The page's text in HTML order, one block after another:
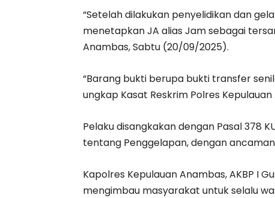
“Setelah dilakukan penyelidikan dan
menetapkan JA alias Jam sebagai
Anambas, Sabtu (20/09/2025).
“Barang bukti berupa bukti transfer
ungkap Kasat Reskrim Polres
Pelaku disangkakan dengan Pasal 378
tentang Penggelapan, dengan
Kapolres Kepulauan Anambas, AKBP I
mengimbau masyarakat untuk selalu